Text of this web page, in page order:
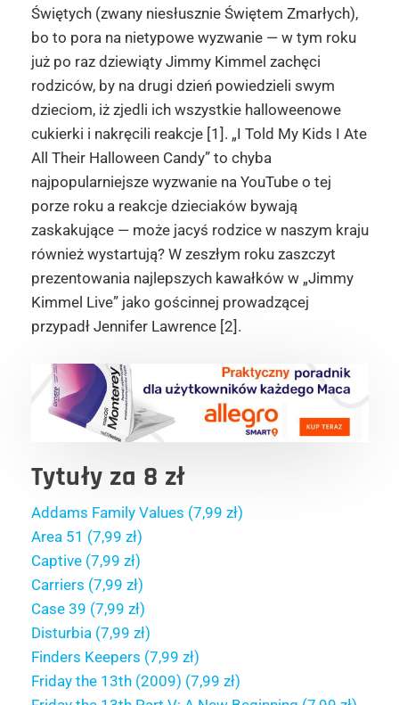
Świętych (zwany niesłusznie Świętem Zmarłych),
bo to pora na nietypowe wyzwanie — w tym roku
już po raz dziewiąty Jimmy Kimmel zachęci
rodziców, by na drugi dzień powiedzieli swym
dzieciom, iż zjedli ich wszystkie halloweenowe
cukierki i nakręcili reakcje [1]. „I Told My Kids I Ate
All Their Halloween Candy” to chyba
najpopularniejsze wyzwanie na YouTube o tej
porze roku a reakcje dzieciaków bywają
zaskakujące — może jacyś rodzice w naszym kraju
również wystartują? W zeszłym roku zaszczyt
prezentowania najlepszych kawałków w „Jimmy
Kimmel Live” jako gościnnej prowadzącej
przypadł Jennifer Lawrence [2].
Tytuły za 8 zł
Addams Family Values (7,99 zł)
Area 51 (7,99 zł)
Captive (7,99 zł)
Carriers (7,99 zł)
Case 39 (7,99 zł)
Disturbia (7,99 zł)
Finders Keepers (7,99 zł)
Friday the 13th (2009) (7,99 zł)